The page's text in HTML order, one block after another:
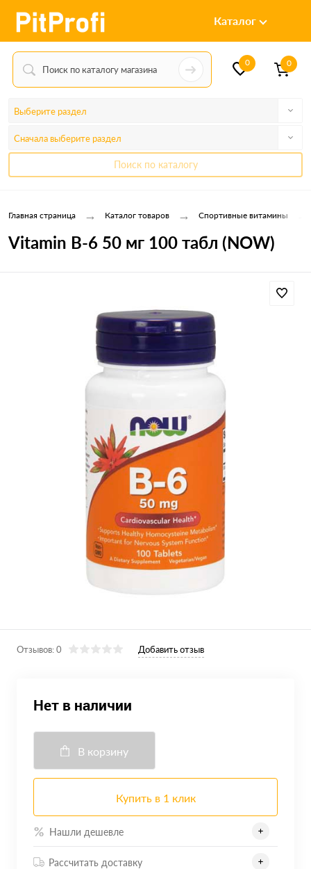
Каталог
0 0
Выберите раздел
Сначала выберите раздел
Поиск по каталогу
Главная страница → Каталог товаров → Спортивные витамины
Vitamin B-6 50 мг 100 табл (NOW)
Отзывов: 0 Добавить отзыв
Нет в наличии
В корзину
Купить в 1 клик
Нашли дешевле
Рассчитать доставку